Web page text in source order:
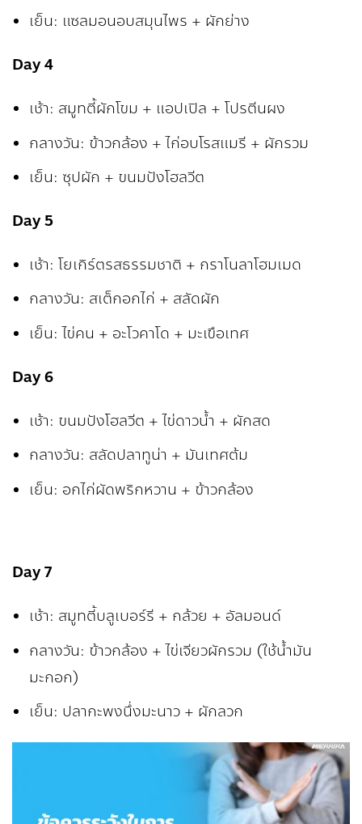
เย็น: แซลมอนอบสมุนไพร + ผักย่าง
Day 4
เช้า: สมูทตี้ผักโขม + แอปเปิล + โปรตีนผง
กลางวัน: ข้าวกล้อง + ไก่อบโรสแมรี + ผักรวม
เย็น: ซุปผัก + ขนมปังโฮลวีต
Day 5
เช้า: โยเกิร์ตรสธรรมชาติ + กราโนลาโฮมเมด
กลางวัน: สเต็กอกไก่ + สลัดผัก
เย็น: ไข่คน + อะโวคาโด + มะเขือเทศ
Day 6
เช้า: ขนมปังโฮลวีต + ไข่ดาวน้ำ + ผักสด
กลางวัน: สลัดปลาทูน่า + มันเทศต้ม
เย็น: อกไก่ผัดพริกหวาน + ข้าวกล้อง
Day 7
เช้า: สมูทตี้บลูเบอร์รี + กล้วย + อัลมอนด์
กลางวัน: ข้าวกล้อง + ไข่เจียวผักรวม (ใช้น้ำมัน
มะกอก)
เย็น: ปลากะพงนึ่งมะนาว + ผักลวก